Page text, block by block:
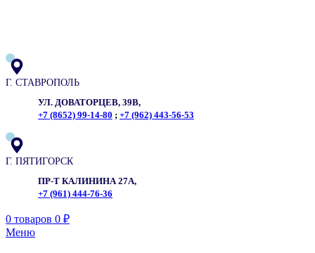
Г. СТАВРОПОЛЬ
УЛ. ДОВАТОРЦЕВ, 39В,
+7 (8652) 99-14-80 ; +7 (962) 443-56-53
Г. ПЯТИГОРСК
ПР-Т КАЛИНИНА 27А,
+7 (961) 444-76-36
0 товаров 0 ₽
Меню